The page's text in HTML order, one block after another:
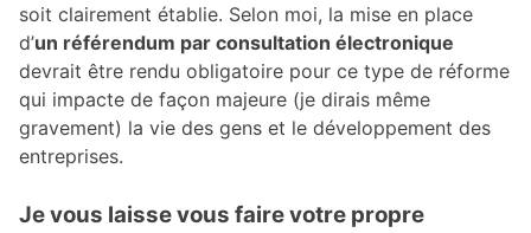
soit clairement établie. Selon moi, la mise en place
d’un référendum par consultation électronique
devrait être rendu obligatoire pour ce type de réforme
qui impacte de façon majeure (je dirais même
gravement) la vie des gens et le développement des
entreprises.
Je vous laisse vous faire votre propre